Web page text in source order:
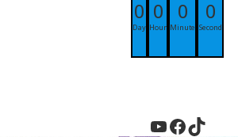
0
Day
0
Hour
0
Minute
0
Second
YouTube
Facebook
TikTok